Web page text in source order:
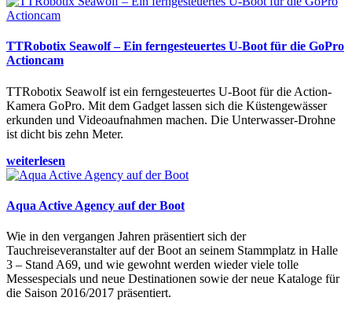
TTRobotix Seawolf – Ein ferngesteuertes U-Boot für die GoPro
Actioncam
TTRobotix Seawolf ist ein ferngesteuertes U-Boot für die Action-
Kamera GoPro. Mit dem Gadget lassen sich die Küstengewässer
erkunden und Videoaufnahmen machen. Die Unterwasser-Drohne
ist dicht bis zehn Meter.
weiterlesen
Aqua Active Agency auf der Boot
Wie in den vergangen Jahren präsentiert sich der
Tauchreiseveranstalter auf der Boot an seinem Stammplatz in Halle
3 – Stand A69, und wie gewohnt werden wieder viele tolle
Messespecials und neue Destinationen sowie der neue Kataloge für
die Saison 2016/2017 präsentiert.